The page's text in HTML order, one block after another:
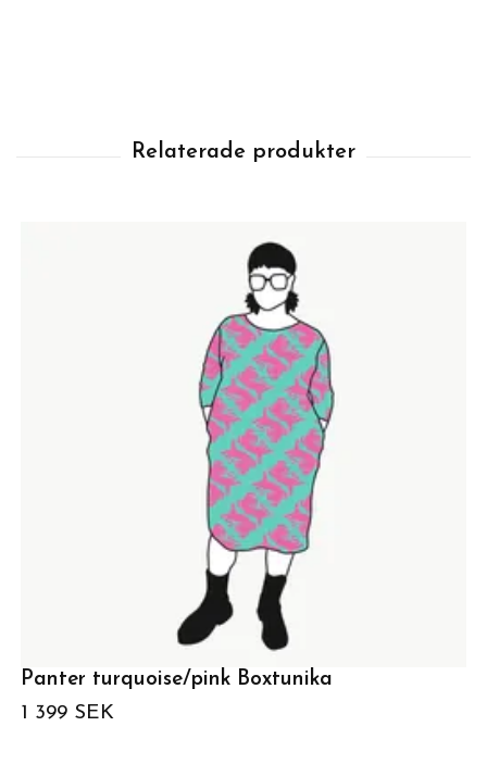
Panter turquoise/pink Boxtunika
1 399 SEK